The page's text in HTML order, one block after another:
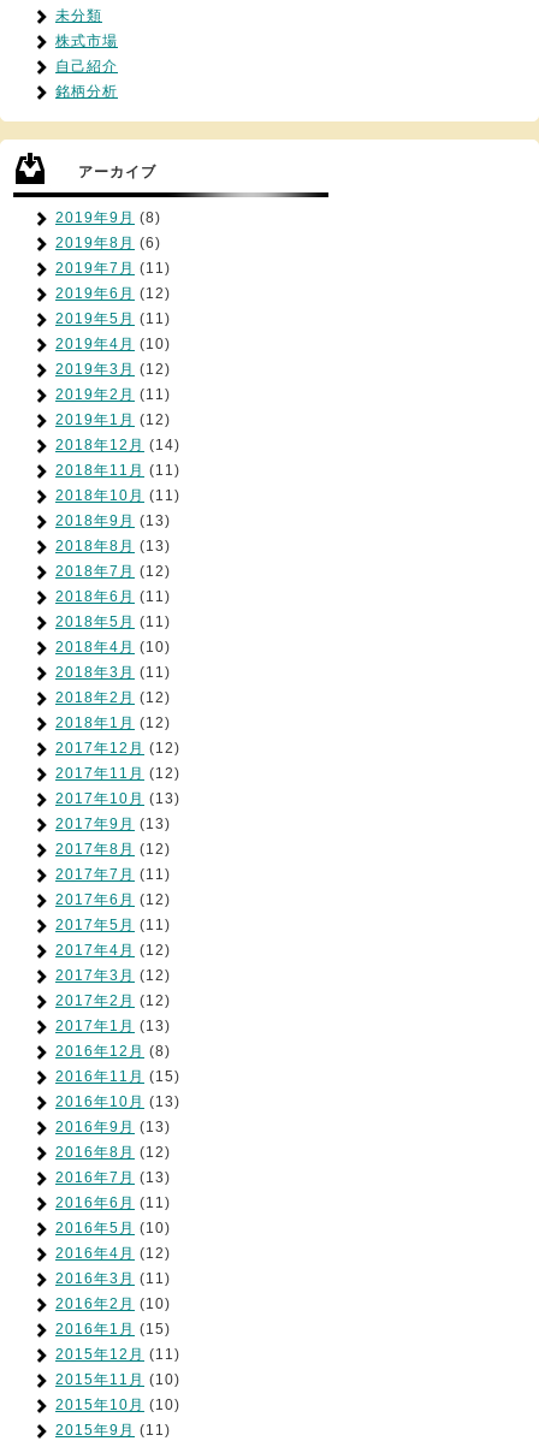
未分類
株式市場
自己紹介
銘柄分析
アーカイブ
2019年9月 (8)
2019年8月 (6)
2019年7月 (11)
2019年6月 (12)
2019年5月 (11)
2019年4月 (10)
2019年3月 (12)
2019年2月 (11)
2019年1月 (12)
2018年12月 (14)
2018年11月 (11)
2018年10月 (11)
2018年9月 (13)
2018年8月 (13)
2018年7月 (12)
2018年6月 (11)
2018年5月 (11)
2018年4月 (10)
2018年3月 (11)
2018年2月 (12)
2018年1月 (12)
2017年12月 (12)
2017年11月 (12)
2017年10月 (13)
2017年9月 (13)
2017年8月 (12)
2017年7月 (11)
2017年6月 (12)
2017年5月 (11)
2017年4月 (12)
2017年3月 (12)
2017年2月 (12)
2017年1月 (13)
2016年12月 (8)
2016年11月 (15)
2016年10月 (13)
2016年9月 (13)
2016年8月 (12)
2016年7月 (13)
2016年6月 (11)
2016年5月 (10)
2016年4月 (12)
2016年3月 (11)
2016年2月 (10)
2016年1月 (15)
2015年12月 (11)
2015年11月 (10)
2015年10月 (10)
2015年9月 (11)